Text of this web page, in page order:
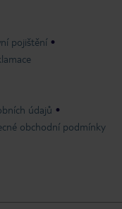
pojištění
údajů
obchodní podmínky